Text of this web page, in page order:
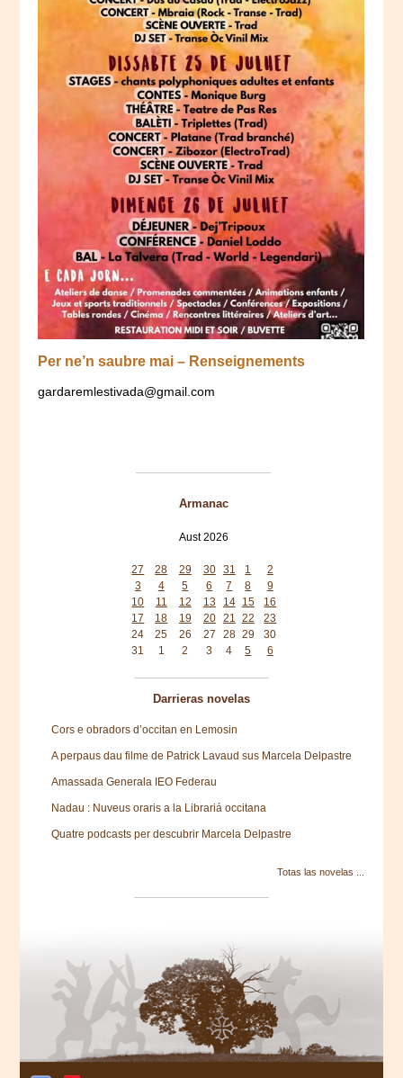
Per ne’n saubre mai – Renseignements
gardaremlestivada@gmail.com
Armanac
Aust 2026
27
28 29 30 31 1
2
3
4 5 6 7 8
9
10
11 12 13 14 15
16
17
18 19 20 21 22
23
24
25 26 27 28 29
30
31
1 2 3 4 5 6
Darrieras novelas
Cors e obradors d’occitan en Lemosin
A perpaus dau filme de Patrick Lavaud sus Marcela Delpastre
Amassada Generala IEO Federau
Nadau : Nuveus oraris a la Librariá occitana
Quatre podcasts per descubrir Marcela Delpastre
Totas las novelas ...